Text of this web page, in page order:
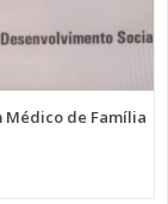
Médico de Família